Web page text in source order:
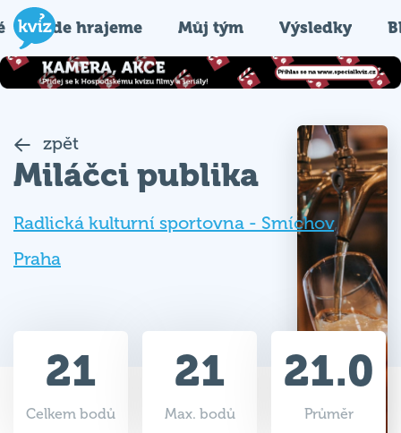
Kde hrajeme Můj tým Výsledky
zpět
Miláčci publika
Radlická kulturní sportovna - Smíchov,
Praha
21
Celkem bodů
21
Max. bodů
21.0
Průměr